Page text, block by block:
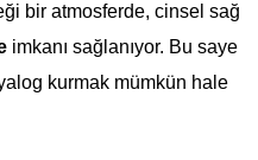
bir atmosferde, cinsel sağ
imkanı sağlanıyor. Bu saye
kurmak mümkün hale